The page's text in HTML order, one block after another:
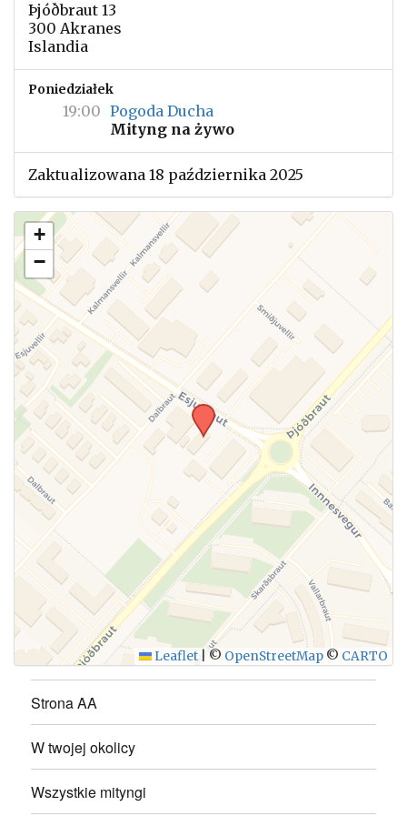
Þjóðbraut 13
300 Akranes
Islandia
Poniedziałek
19:00 Pogoda Ducha
Mityng na żywo
Zaktualizowana 18 października 2025
+
−
Leaflet © OpenStreetMap © CARTO
Strona AA
W twojej okolicy
Wszystkie mityngi